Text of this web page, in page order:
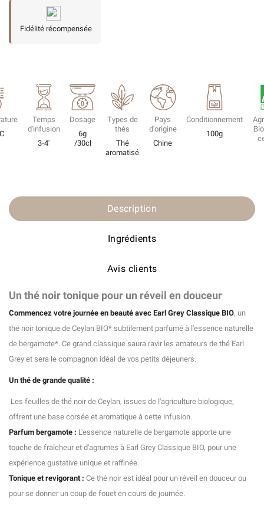
Fidélité récompensée
Temps
d'infusion
3-4'
Dosage
6g
/30cl
Types de
thés
Thé
aromatisé
Pays
d'origine
Chine
Conditionnement
100g
Description
Ingrédients
Avis clients
Un thé noir tonique pour un réveil en douceur
Commencez votre journée en beauté avec Earl Grey Classique BIO, un
thé noir tonique de Ceylan BIO* subtilement parfumé à l'essence naturelle
de bergamote*. Ce grand classique saura ravir les amateurs de thé Earl
Grey et sera le compagnon idéal de vos petits déjeuners.
Un thé de grande qualité :
Les feuilles de thé noir de Ceylan, issues de l'agriculture biologique,
offrent une base corsée et aromatique à cette infusion.
Parfum bergamote : L'essence naturelle de bergamote apporte une
touche de fraîcheur et d'agrumes à Earl Grey Classique BIO, pour une
expérience gustative unique et raffinée.
Tonique et revigorant : Ce thé noir est idéal pour un réveil en douceur ou
pour se donner un coup de fouet en cours de journée.